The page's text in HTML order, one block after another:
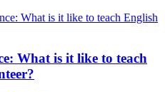
What is it like to teach